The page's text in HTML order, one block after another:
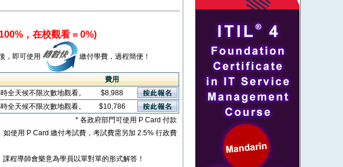
，在校觀看 = 0%)
，即可使用 繳付學費，過程簡便！
費用
全天候不限次數地觀看。
$8,988
全天候不限次數地觀看。
$10,786
* 各政府部門可使用 P Card 付款
如使用 P Card 繳付考試費，考試費需另加 2.5% 行政費
程導師會樂意為學員以單對單的形式解答！